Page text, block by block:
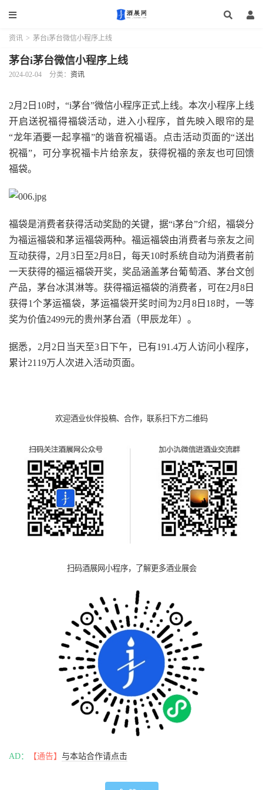
资讯 > 茅台i茅台微信小程序上线
茅台i茅台微信小程序上线
2024-02-04 分类： 资讯
2月2日10时，“i茅台”微信小程序正式上线。本次小程序上线
开启送祝福得福袋活动，进入小程序，首先映入眼帘的是
“龙年酒要一起享福”的谐音祝福语。点击活动页面的“送出
祝福”，可分享祝福卡片给亲友，获得祝福的亲友也可回馈
福袋。
福袋是消费者获得活动奖励的关键，据“i茅台”介绍，福袋分
为福运福袋和茅运福袋两种。福运福袋由消费者与亲友之间
互动获得，2月3日至2月8日，每天10时系统自动为消费者前
一天获得的福运福袋开奖，奖品涵盖茅台葡萄酒、茅台文创
产品，茅台冰淇淋等。获得福运福袋的消费者，可在2月8日
获得1个茅运福袋，茅运福袋开奖时间为2月8日18时，一等
奖为价值2499元的贵州茅台酒（甲辰龙年）。
据悉，2月2日当天至3日下午，已有191.4万人访问小程序，
累计2119万人次进入活动页面。
欢迎酒业伙伴投稿、合作，联系扫下方二维码
扫码酒展网小程序，了解更多酒业展会
AD： 【通告】 与本站合作请点击